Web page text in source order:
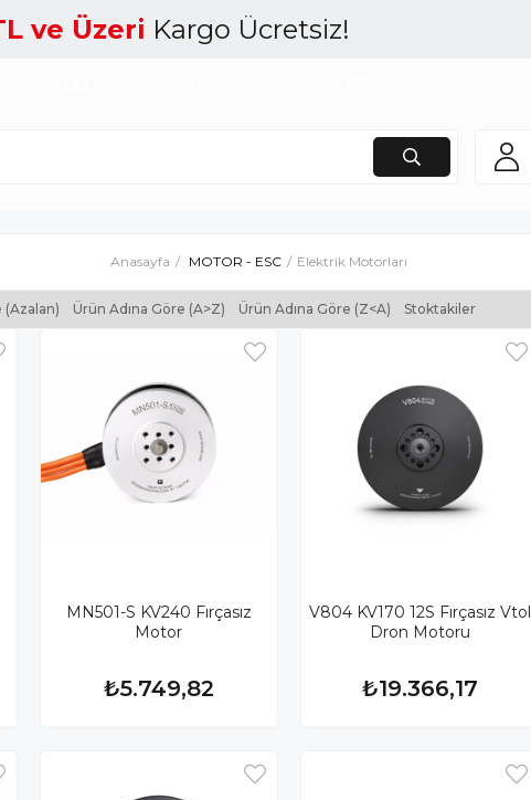
ve Üzeri Kargo Ücretsiz!
Anasayfa MOTOR - ESC Elektrik Motorları
(Azalan) Ürün Adına Göre (A>Z) Ürün Adına Göre (Z<A) Stoktakiler
MN501-S KV240 Fırçasız
Motor
₺5.749,82
V804 KV170 12S Fırçasız Vtol
Dron Motoru
₺19.366,17